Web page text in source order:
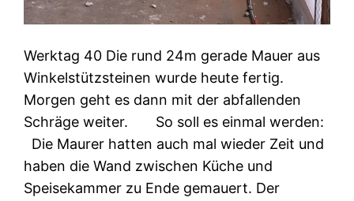
Werktag 40 Die rund 24m gerade Mauer aus
Winkelstützsteinen wurde heute fertig.
Morgen geht es dann mit der abfallenden
Schräge weiter. So soll es einmal werden:
Die Maurer hatten auch mal wieder Zeit und
haben die Wand zwischen Küche und
Speisekammer zu Ende gemauert. Der